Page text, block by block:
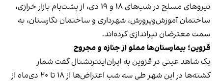
نیروهای مسلح در شب‌های ۱۸ و ۱۹ دی، از پشت‌بام بازار خرازی،
ساختمان آموزش‌وپرورش، شهرداری و ساختمان نگارستان، به
سمت معترضان تیراندازی کرده‌اند.
قزوین؛ بیمارستان‌ها مملو از جنازه و مجروح
یک شاهد عینی در قزوین به ایران‌اینترنشنال گفت شمار
کشته‌ها در این شهر طی سه شب اعتراض‌ها از ۱۸ تا ۲۰ دی‌ماه از